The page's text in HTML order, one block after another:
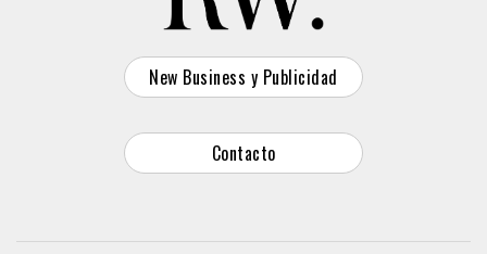
New Business y Publicidad
Contacto